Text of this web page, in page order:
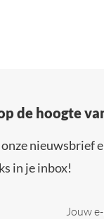
de hoogte
nieuwsbrief
in je inbox!
Jouw